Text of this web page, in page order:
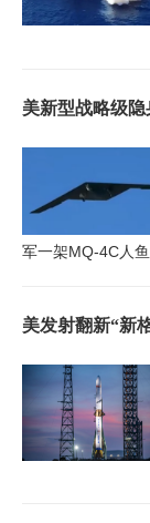
美新型战略级
军一架MQ-4C人
美发射翻新“新